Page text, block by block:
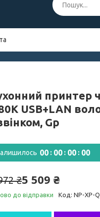
принтер
USB+LAN
Gp
00 00 00 00
₴5 509 ₴
до відправки Код: NP-XP-